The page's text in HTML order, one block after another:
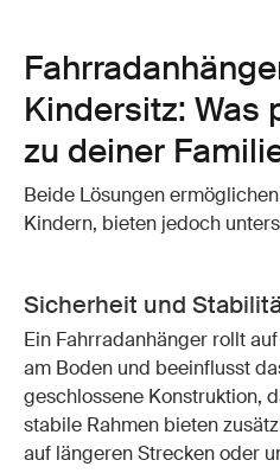
Kindersitz: Was
zu deiner
Beide Lösungen
Kindern, bieten jedoch
Sicherheit und
Ein Fahrradanhänger rollt
am Boden und beeinflusst
geschlossene Konstruktion,
stabile Rahmen bieten
auf längeren Strecken oder